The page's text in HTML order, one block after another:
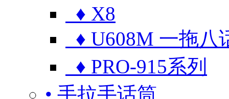
♦ X8
♦ U608M 一拖八
♦ PRO-915系列
• 手拉手话筒